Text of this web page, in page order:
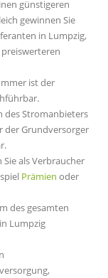
günstigeren
gewinnen Sie
in Lumpzig,
preiswerteren
ist der
des Stromanbieters
der Grundversorger
als Verbraucher
Prämien oder
des gesamten
Lumpzig